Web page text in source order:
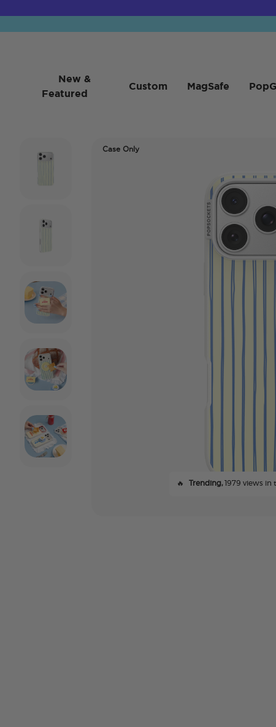
New &
Featured
Custom MagSafe
Case Only
🔥 Trending,1979 views in